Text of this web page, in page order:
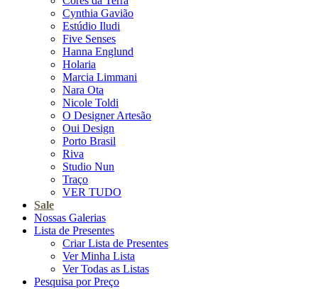
Cynthia Gavião
Estúdio Iludi
Five Senses
Hanna Englund
Holaria
Marcia Limmani
Nara Ota
Nicole Toldi
O Designer Artesão
Oui Design
Porto Brasil
Riva
Studio Nun
Traço
VER TUDO
Sale
Nossas Galerias
Lista de Presentes
Criar Lista de Presentes
Ver Minha Lista
Ver Todas as Listas
Pesquisa por Preço